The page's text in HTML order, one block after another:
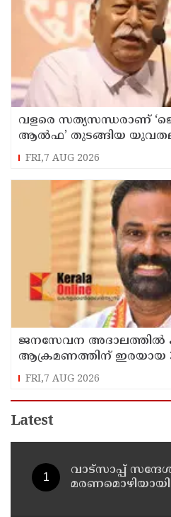
വളരെ സത്യസന്ധരാണ്
ആൽഫ’ തുടങ്ങിയ
ഭാഗവത്
FRI,7 AUG 2026
ജനസേവന അദാലത്തിൽ
ആക്രമണത്തിന് ഇരയായ
സഹായധനം അനുവദിച്ചു
FRI,7 AUG 2026
Latest
വാട്സാപ്പ്